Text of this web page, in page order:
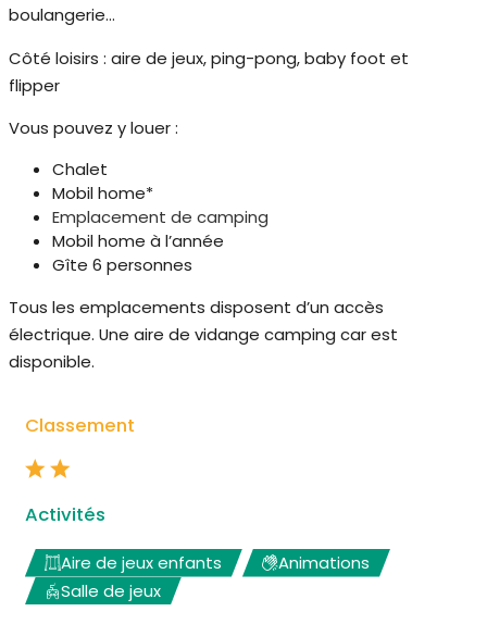
boulangerie…
Côté loisirs : aire de jeux, ping-pong, baby foot et
flipper
Vous pouvez y louer :
Chalet
Mobil home*
Emplacement de camping
Mobil home à l’année
Gîte 6 personnes
Tous les emplacements disposent d’un accès
électrique. Une aire de vidange camping car est
disponible.
Classement
Activités
Aire de jeux enfants
Animations
Salle de jeux